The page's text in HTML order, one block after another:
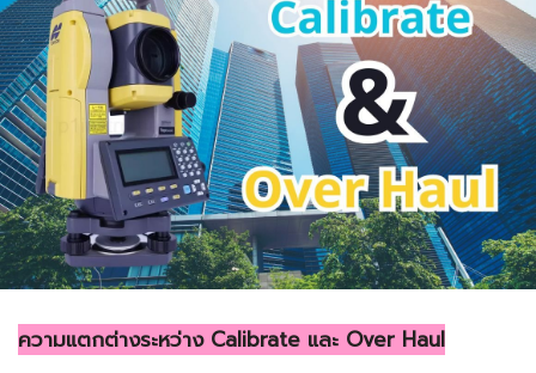
ความแตกต่างระหว่าง Calibrate และ Over Haul